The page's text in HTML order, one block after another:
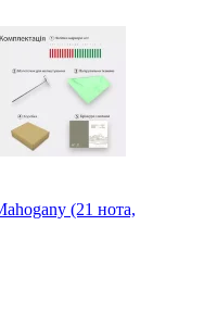
(21 нота,